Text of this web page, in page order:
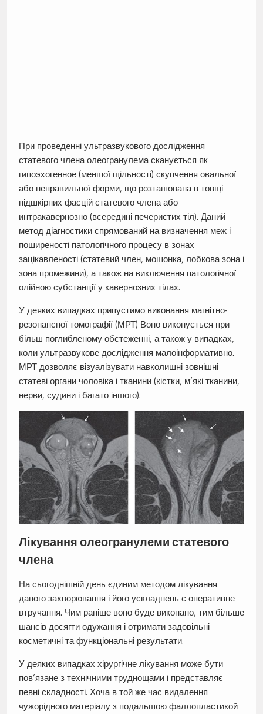
При проведенні ультразвукового дослідження
статевого члена олеогранулема сканується як
гипоэхогенное (меншої щільності) скупчення овальної
або неправильної форми, що розташована в товщі
підшкірних фасцій статевого члена або
интракавернозно (всередині печеристих тіл). Даний
метод діагностики спрямований на визначення меж і
поширеності патологічного процесу в зонах
зацікавленості (статевий член, мошонка, лобкова зона і
зона промежини), а також на виключення патологічної
олійною субстанції у кавернозних тілах.
У деяких випадках припустимо виконання магнітно-
резонансної томографії (МРТ) Воно виконується при
більш поглибленому обстеженні, а також у випадках,
коли ультразвукове дослідження малоінформативно.
МРТ дозволяє візуалізувати навколишні зовнішні
статеві органи чоловіка і тканини (кістки, м’які тканини,
нерви, судини і багато іншого).
Лікування олеогранулеми статевого
члена
На сьогоднішній день єдиним методом лікування
даного захворювання і його ускладнень є оперативне
втручання. Чим раніше воно буде виконано, тим більше
шансів досягти одужання і отримати задовільні
косметичні та функціональні результати.
У деяких випадках хірургічне лікування може бути
пов’язане з технічними труднощами і представляє
певні складності. Хоча в той же час видалення
чужорідного матеріалу з подальшою фаллопластикой